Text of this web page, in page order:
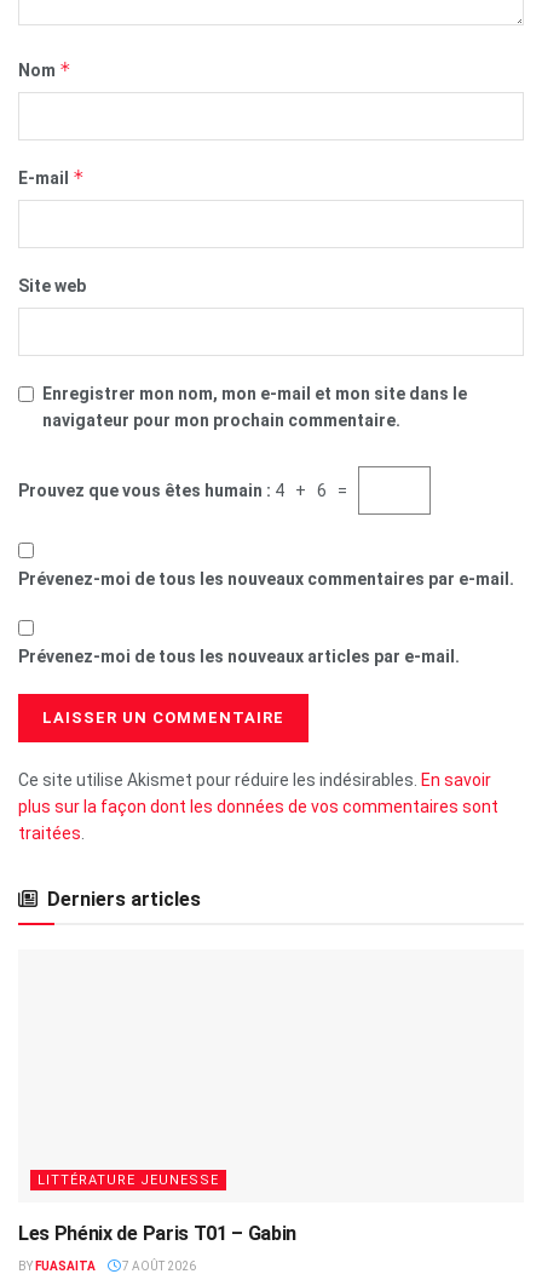
Nom *
E-mail *
Site web
Enregistrer mon nom, mon e-mail et mon site dans le
navigateur pour mon prochain commentaire.
Prouvez que vous êtes humain : 4 + 6 =
Prévenez-moi de tous les nouveaux commentaires par e-mail.
Prévenez-moi de tous les nouveaux articles par e-mail.
Ce site utilise Akismet pour réduire les indésirables. En savoir
plus sur la façon dont les données de vos commentaires sont
traitées.
Derniers articles
LITTÉRATURE JEUNESSE
Les Phénix de Paris T01 – Gabin
BY FUASAITA 7 AOÛT 2026